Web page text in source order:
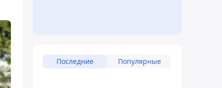
Последние Популярные